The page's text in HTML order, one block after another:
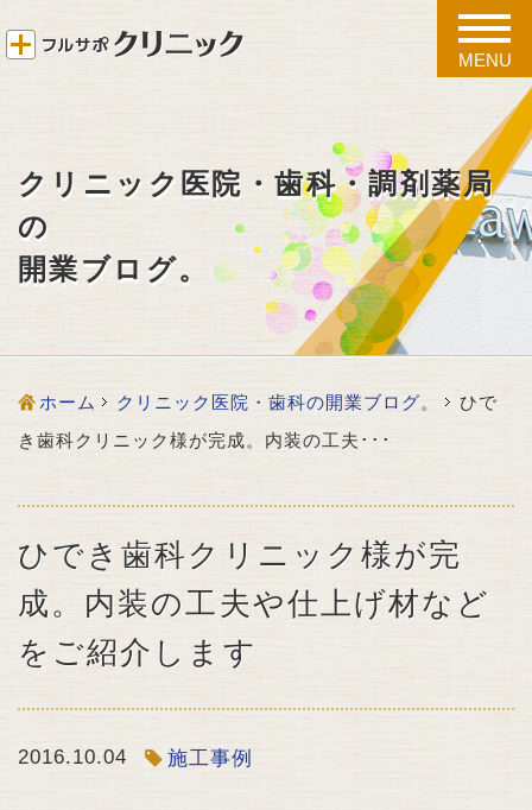
toggle
MENU
クリニック医院・歯科・調剤薬局
の
開業ブログ。
ホーム クリニック医院・歯科の開業ブログ。
ひで
き歯科クリニック様が完成。内装の工夫･･･
ひでき歯科クリニック様が完
成。内装の工夫や仕上げ材など
をご紹介します
2016.10.04 施工事例